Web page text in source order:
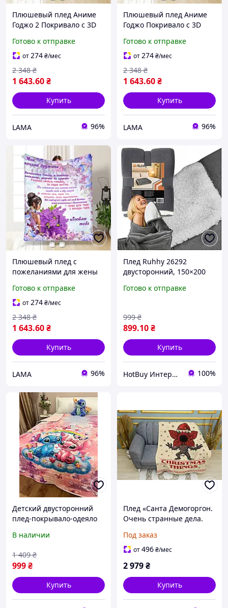
Плюшевый плед Аниме
Годжо 2 Покривало с 3D
Готово к отправке
от274₴/мес
1 643.60₴
2 348 ₴
Купить
LAMA 96%
Плюшевый плед Аниме
Годжо Покривало с 3D
Готово к отправке
от274₴/мес
1 643.60₴
2 348 ₴
Купить
LAMA 96%
Плюшевый плед с
пожеланиями для жены
3D рисунком 160х200
Готово к отправке
от274₴/мес
1 643.60₴
2 348 ₴
Купить
LAMA 96%
Плед Ruhhy 26292
двусторонний, 150×200
Готово к отправке
899.10₴
999 ₴
Купить
HotBuy Интернет-магазин 100%
Детский двусторонний
плед-покрывало-одеяло
принт Стич из 100%
В наличии
999₴
1 409 ₴
Купить
Плед «Санта Демогоргон.
Очень странные дела.
Двухслойный с печатью с
обеих сторон, 135х150 см
Под заказ
от496₴/мес
2 979₴
Купить